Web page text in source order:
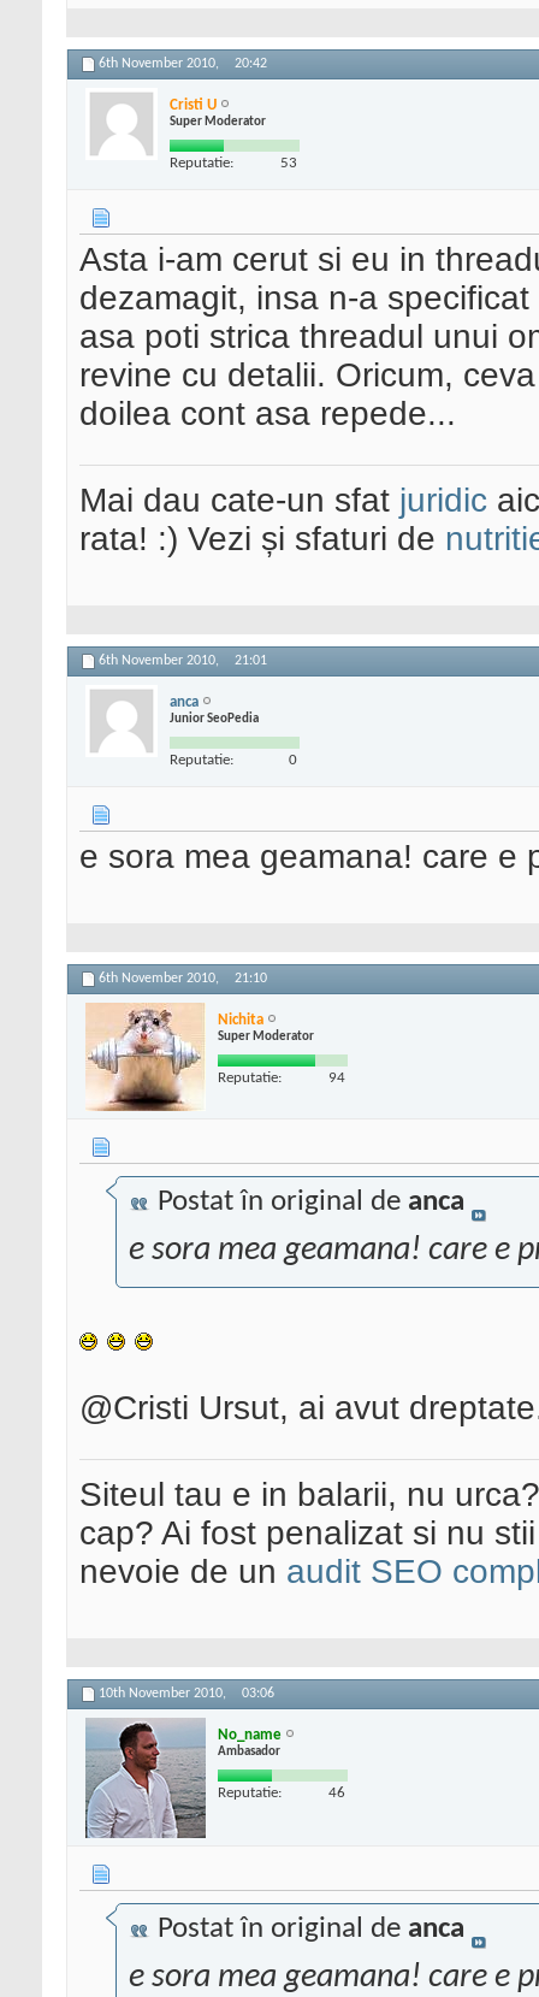
6th November 2010, 20:42
Cristi U
Super Moderator
Reputatie: 53
Asta i-am cerut si eu in
dezamagit, insa n-a
asa poti strica threadul unui
revine cu detalii. Oricum,
doilea cont asa repede...
Mai dau cate-un sfat juridic
rata! :) Vezi și sfaturi de
6th November 2010, 21:01
anca
Junior SeoPedia
Reputatie: 0
e sora mea geamana! care e
6th November 2010, 21:10
Nichita
Super Moderator
Reputatie: 94
Postat în original de anca
e sora mea geamana! care e
@Cristi Ursut, ai avut
Siteul tau e in balarii, nu
cap? Ai fost penalizat si nu
nevoie de un audit SEO
10th November 2010, 03:06
No_name
Ambasador
Reputatie: 46
Postat în original de anca
e sora mea geamana! care e